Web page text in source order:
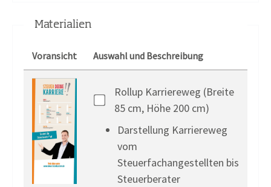
Materialien
Voransicht Auswahl und Beschreibung
Rollup Karriereweg (Breite
85 cm, Höhe 200 cm)
Darstellung Karriereweg
vom
Steuerfachangestellten bis
Steuerberater